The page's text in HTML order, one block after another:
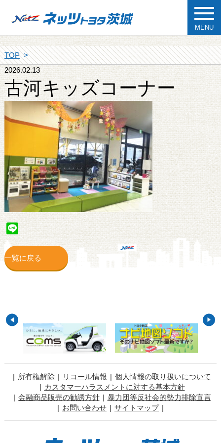
MENU
TOP
2026.02.13
古河キッズコーナー
Line
一覧に戻る
所有権解除 リコール情報
個人情報の取り扱いについて
カスタマーハラスメントに対する基本方針
金融商品販売の勧誘方針
暴力団等反社会的勢力排除宣言
お問い合わせ
サイトマップ